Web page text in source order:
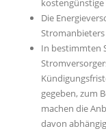
kostengünstige
Die
In bestimmten
gegeben, zum
machen die
davon